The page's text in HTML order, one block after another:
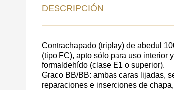
DESCRIPCIÓN
Contrachapado (triplay) de abedul
(tipo FC), apto sólo para uso interior
formaldehído (clase E1 o superior).
Grado BB/BB: ambas caras lijadas,
reparaciones e inserciones de
DATOS